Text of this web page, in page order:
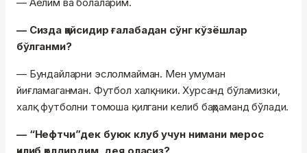
— Аёлим ва болаларим.
— Сизда қайсидир ғалабадан сўнг кўзёшлар
бўлганми?
— Бундайларни эслолмайман. Мен умуман
йиғламаганман. Футбол халқники. Хурсанд бўламизки,
халқ футболни томоша қилгани келиб баҳраманд бўлади.
— “Нефтчи”дек буюк клуб учун нимани мерос